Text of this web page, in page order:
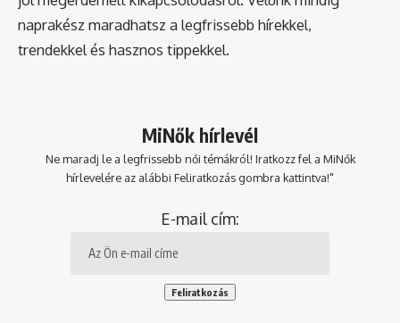
naprakész maradhatsz a legfrissebb hírekkel,
trendekkel és hasznos tippekkel.
MiNők hírlevél
Ne maradj le a legfrissebb női témákról! Iratkozz fel a MiNők
hírlevelére az alábbi Feliratkozás gombra kattintva!"
E-mail cím: